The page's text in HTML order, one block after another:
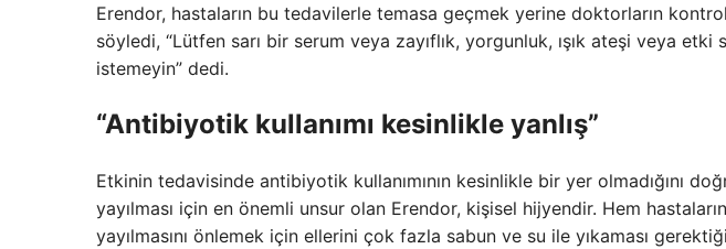
Erendor, hastaların bu tedavilerle temasa geçmek yerine doktorların
söyledi, “Lütfen sarı bir serum veya zayıflık, yorgunluk, ışık ateşi veya
istemeyin” dedi.
“Antibiyotik kullanımı kesinlikle yanlış”
Etkinin tedavisinde antibiyotik kullanımının kesinlikle bir yer olmadığını
yayılması için en önemli unsur olan Erendor, kişisel hijyendir. Hem
yayılmasını önlemek için ellerini çok fazla sabun ve su ile yıkaması